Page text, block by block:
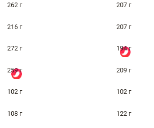
262 г 207 г
216 г 207 г
272 г 194 г
259 г 209 г
102 г 102 г
108 г 122 г